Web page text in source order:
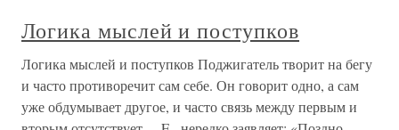
Логика мыслей и поступков
Логика мыслей и поступков Поджигатель творит на бегу
и часто противоречит сам себе. Он говорит одно, а сам
уже обдумывает другое, и часто связь между первым и